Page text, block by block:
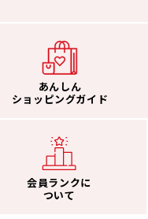
あんしん
ショッピングガイド
会員ランクに
ついて